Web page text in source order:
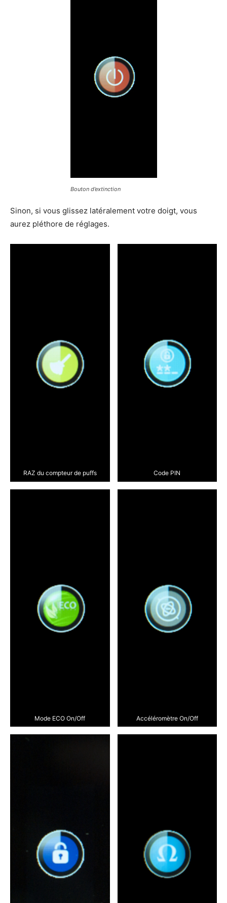
Bouton d’extinction
Sinon, si vous glissez latéralement votre doigt, vous
aurez pléthore de réglages.
RAZ du compteur de puffs Code PIN
Mode ECO On/Off Accéléromètre On/Off